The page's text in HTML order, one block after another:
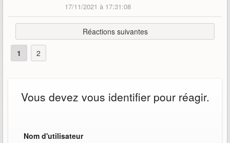
17/11/2021 à 17:31:08
Réactions suivantes
1 2
Vous devez vous identifier pour réagir.
Nom d'utilisateur